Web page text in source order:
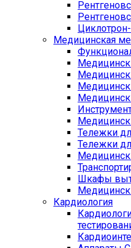
Медицинская
Тележки
Тележки
Шкафы
Кардиология